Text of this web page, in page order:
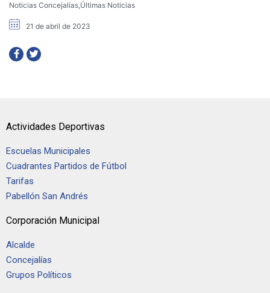
Noticias Concejalías,Últimas Noticias
21 de abril de 2023
Actividades Deportivas
Escuelas Municipales
Cuadrantes Partidos de Fútbol
Tarifas
Pabellón San Andrés
Corporación Municipal
Alcalde
Concejalías
Grupos Políticos